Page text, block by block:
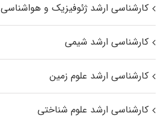
کارشناسی ارشد ژئوفیزیک و هواشناسی
کارشناسی ارشد شیمی
کارشناسی ارشد علوم زمین
کارشناسی ارشد علوم شناختی